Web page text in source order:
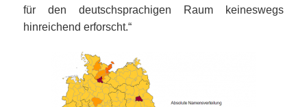
für den deutschsprachigen Raum keineswegs
hinreichend erforscht.“